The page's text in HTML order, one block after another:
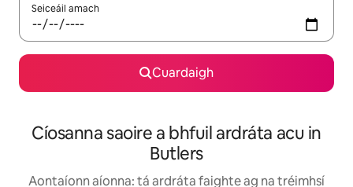
Seiceáil amach
Cuardaigh
Cíosanna saoire a bhfuil ardráta acu in
Butlers
Aontaíonn aíonna: tá ardráta faighte ag na tréimhsí